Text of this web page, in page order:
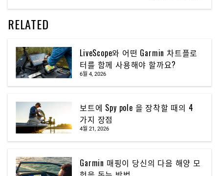
RELATED
LiveScope와 어떤 Garmin 차트플로
터를 함께 사용해야 할까요?
6월 4, 2026
보트에 Spy pole 을 장착할 때의 4
가지 장점
4월 21, 2026
Garmin 매핑이 당신의 다음 해양 모